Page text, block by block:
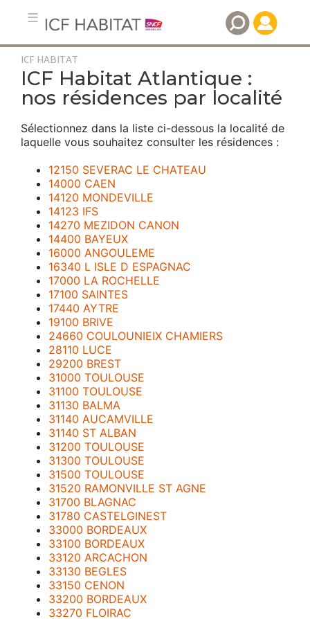
Aller
contenu
ICF HABITAT
ICF Habitat Atlantique :
nos résidences par localité
Sélectionnez dans la liste ci-dessous la localité de
laquelle vous souhaitez consulter les résidences :
12150 SEVERAC LE CHATEAU
14000 CAEN
14120 MONDEVILLE
14123 IFS
14270 MEZIDON CANON
14400 BAYEUX
16000 ANGOULEME
16340 L ISLE D ESPAGNAC
17000 LA ROCHELLE
17100 SAINTES
17440 AYTRE
19100 BRIVE
24660 COULOUNIEIX CHAMIERS
28110 LUCE
29200 BREST
31000 TOULOUSE
31100 TOULOUSE
31130 BALMA
31140 AUCAMVILLE
31140 ST ALBAN
31200 TOULOUSE
31300 TOULOUSE
31500 TOULOUSE
31520 RAMONVILLE ST AGNE
31700 BLAGNAC
31780 CASTELGINEST
33000 BORDEAUX
33100 BORDEAUX
33120 ARCACHON
33130 BEGLES
33150 CENON
33200 BORDEAUX
33270 FLOIRAC